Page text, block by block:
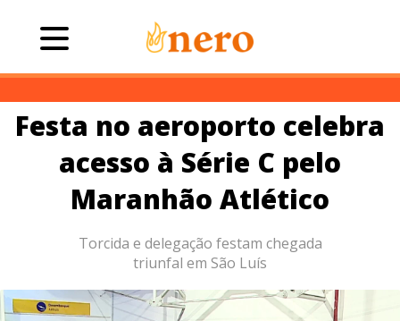
Festa no aeroporto celebra
acesso à Série C pelo
Maranhão Atlético
Torcida e delegação festam chegada
triunfal em São Luís